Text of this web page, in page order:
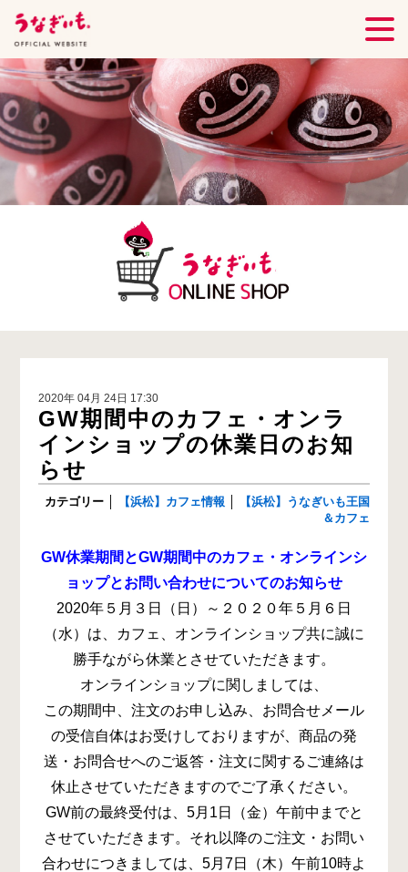
2020年 04月 24日 17:30
GW期間中のカフェ・オンラ
インショップの休業日のお知
らせ
カテゴリー 【浜松】カフェ情報
【浜松】うなぎいも王国
＆カフェ
GW休業期間とGW期間中のカフェ・オンラインシ
ョップとお問い合わせについてのお知らせ
2020年５月３日（日）～２０２０年５月６日
（水）は、カフェ、オンラインショップ共に誠に
勝手ながら休業とさせていただきます。
オンラインショップに関しましては、
この期間中、注文のお申し込み、お問合せメール
の受信自体はお受けしておりますが、商品の発
送・お問合せへのご返答・注文に関するご連絡は
休止させていただきますのでご了承ください。
GW前の最終受付は、5月1日（金）午前中までと
させていただきます。それ以降のご注文・お問い
合わせにつきましては、5月7日（木）午前10時よ